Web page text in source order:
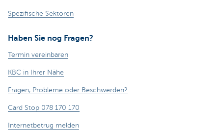
Spezifische Sektoren
Haben Sie nog Fragen?
Termin vereinbaren
KBC in Ihrer Nähe
Fragen, Probleme oder Beschwerden?
Card Stop 078 170 170
Internetbetrug melden